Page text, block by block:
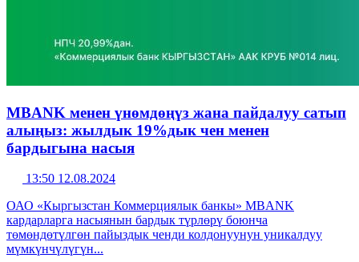
MBANK менен үнөмдөңүз жана пайдалуу сатып
алыңыз: жылдык 19%дык чен менен
бардыгына насыя
13:50 12.08.2024
ОАО «Кыргызстан Коммерциялык банкы» MBANK
кардарларга насыянын бардык түрлөрү боюнча
төмөндөтүлгөн пайыздык ченди колдонуунун уникалдуу
мүмкүнчүлүгүн...